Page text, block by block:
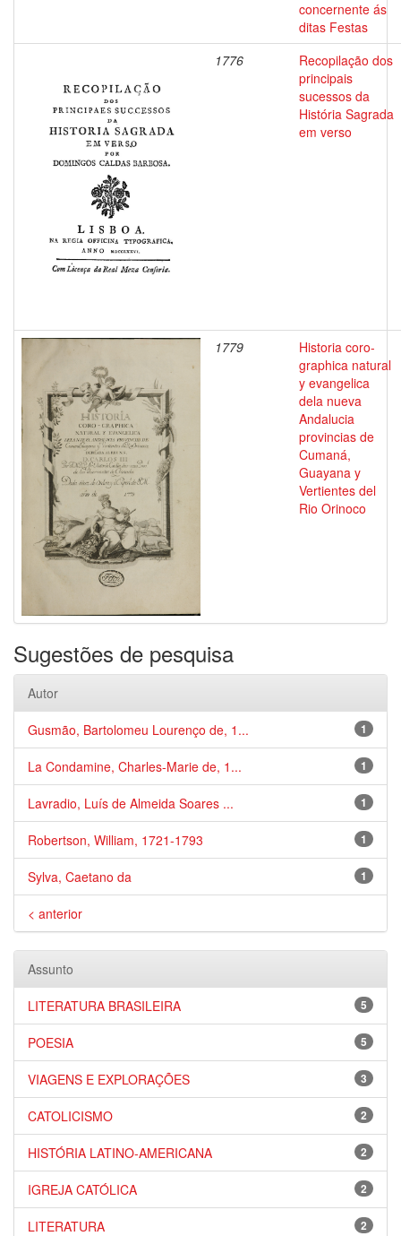
concernente ás
ditas Festas
1776
Recopilação dos
principais
sucessos da
História Sagrada
em verso
1779
Historia coro-
graphica natural
y evangelica
dela nueva
Andalucia
provincias de
Cumaná,
Guayana y
Vertientes del
Rio Orinoco
Sugestões de pesquisa
Autor
1
Gusmão, Bartolomeu Lourenço de, 1...
1
La Condamine, Charles-Marie de, 1...
1
Lavradio, Luís de Almeida Soares ...
1
Robertson, William, 1721-1793
1
Sylva, Caetano da
< anterior
Assunto
5
LITERATURA BRASILEIRA
5
POESIA
3
VIAGENS E EXPLORAÇÕES
2
CATOLICISMO
2
HISTÓRIA LATINO-AMERICANA
2
IGREJA CATÓLICA
2
LITERATURA